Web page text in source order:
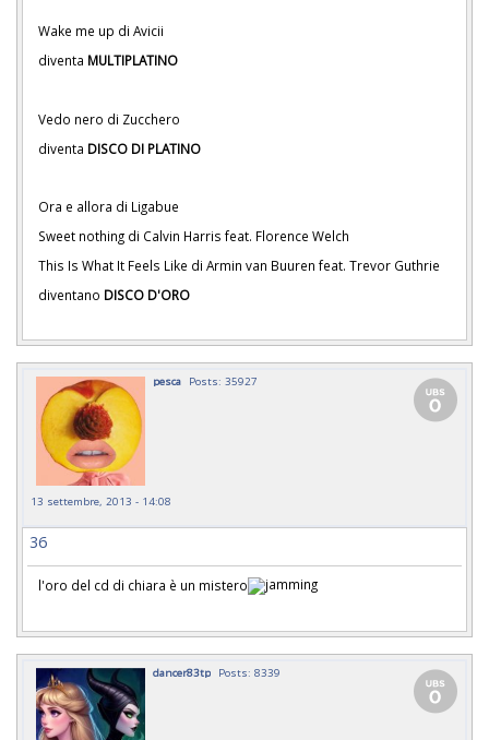
Wake me up di Avicii
diventa MULTIPLATINO
Vedo nero di Zucchero
diventa DISCO DI PLATINO
Ora e allora di Ligabue
Sweet nothing di Calvin Harris feat. Florence Welch
This Is What It Feels Like di Armin van Buuren feat. Trevor Guthrie
diventano DISCO D'ORO
pesca Posts: 35927
13 settembre, 2013 - 14:08
36
l'oro del cd di chiara è un mistero
dancer83tp Posts: 8339